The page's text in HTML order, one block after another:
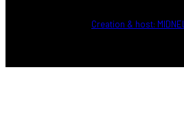
Creation & host: MIDNEL